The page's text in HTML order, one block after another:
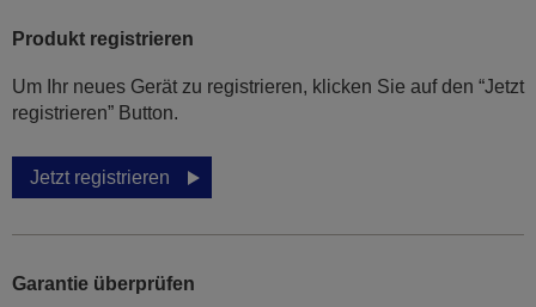
Produkt registrieren
Um Ihr neues Gerät zu registrieren, klicken Sie auf den “Jetzt
registrieren” Button.
Jetzt registrieren
Garantie überprüfen